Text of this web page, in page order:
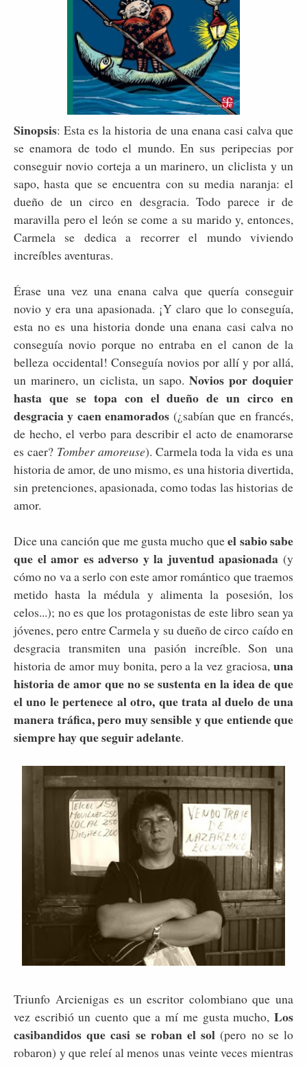
Sinopsis: Esta es la historia de una enana casi calva que
se enamora de todo el mundo. En sus peripecias por
conseguir novio corteja a un marinero, un cliclista y un
sapo, hasta que se encuentra con su media naranja: el
dueño de un circo en desgracia. Todo parece ir de
maravilla pero el león se come a su marido y, entonces,
Carmela se dedica a recorrer el mundo viviendo
increíbles aventuras.
Érase una vez una enana calva que quería conseguir
novio y era una apasionada. ¡Y claro que lo conseguía,
esta no es una historia donde una enana casi calva no
conseguía novio porque no entraba en el canon de la
belleza occidental! Conseguía novios por allí y por allá,
un marinero, un ciclista, un sapo.Novios por doquier
hasta que se topa con el dueño de un circo en
desgracia y caen enamorados (¿sabían que en francés,
de hecho, el verbo para describir el acto de enamorarse
es caer? Tomber amoreuse). Carmela toda la vida es una
historia de amor, de uno mismo, es una historia divertida,
sin pretenciones, apasionada, como todas las historias de
amor.
Dice una canción que me gusta mucho queel sabio sabe
que el amor es adverso y la juventud apasionada (y
cómo no va a serlo con este amor romántico que traemos
metido hasta la médula y alimenta la posesión, los
celos...); no es que los protagonistas de este libro sean ya
jóvenes, pero entre Carmela y su dueño de circo caído en
desgracia transmiten una pasión increíble. Son una
historia de amor muy bonita, pero a la vez graciosa, una
historia de amor que no se sustenta en la idea de que
el uno le pertenece al otro, que trata al duelo de una
manera tráfica, pero muy sensible y que entiende que
siempre hay que seguir adelante.
Triunfo Arcienigas es un escritor colombiano que una
vez escribió un cuento que a mí me gusta mucho, Los
casibandidos que casi se roban el sol(pero no se lo
robaron) y que releí al menos unas veinte veces mientras